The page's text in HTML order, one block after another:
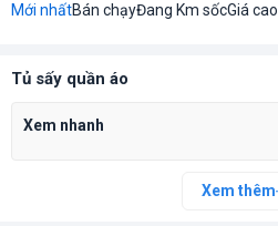
Mới nhấtBán chạyĐang Km sốcGiá
Tủ sấy quần áo
Xem nhanh
Xem thêm